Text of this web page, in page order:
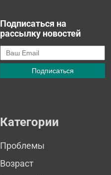
Подписаться на
рассылку новостей
Категории
Проблемы
Возраст